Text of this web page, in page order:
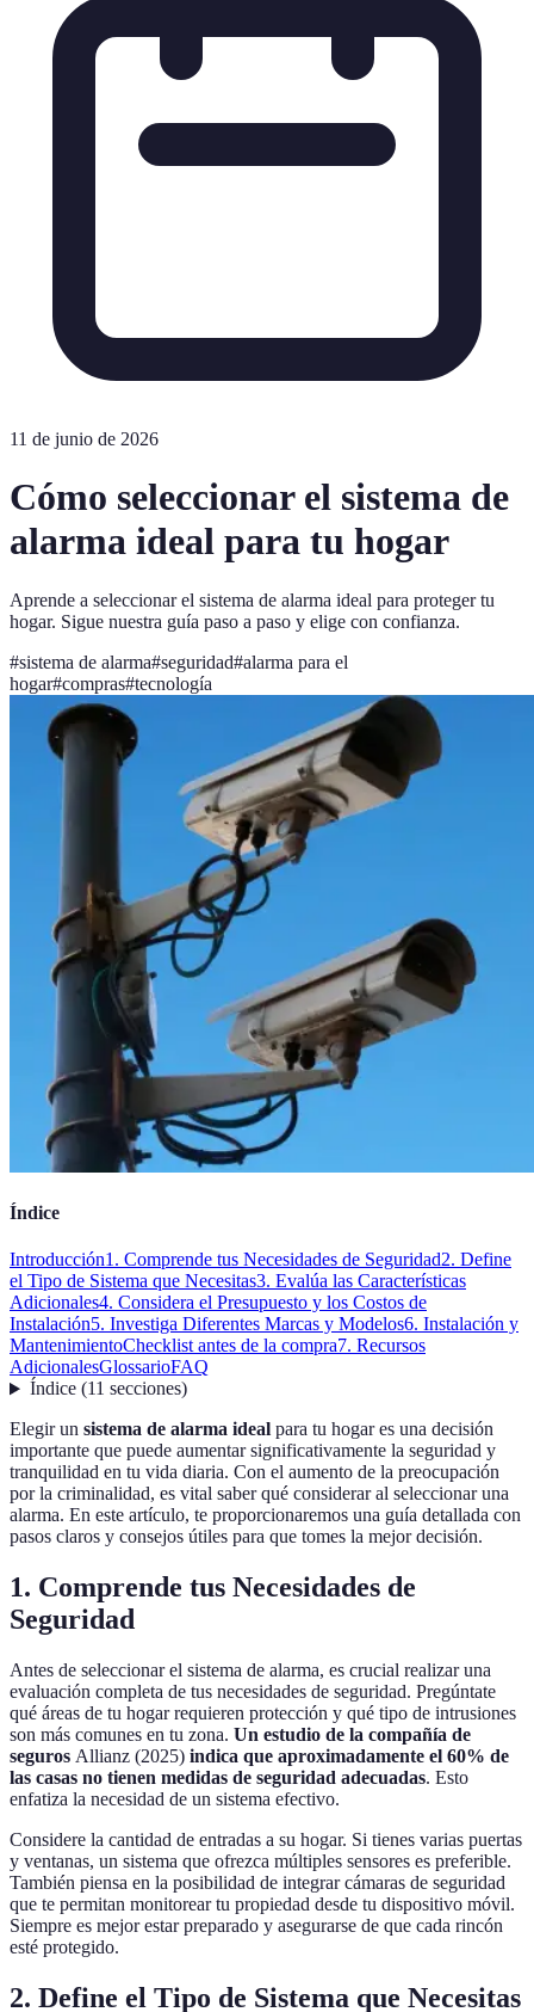
11 de junio de 2026
Cómo seleccionar el sistema de
alarma ideal para tu hogar
Aprende a seleccionar el sistema de alarma ideal para proteger tu
hogar. Sigue nuestra guía paso a paso y elige con confianza.
#sistema de alarma#seguridad#alarma para el
hogar#compras#tecnología
Índice
Introducción1. Comprende tus Necesidades de Seguridad2. Define
el Tipo de Sistema que Necesitas3. Evalúa las Características
Adicionales4. Considera el Presupuesto y los Costos de
Instalación5. Investiga Diferentes Marcas y Modelos6. Instalación y
MantenimientoChecklist antes de la compra7. Recursos
AdicionalesGlossarioFAQ
Índice(11 secciones)
Elegir un sistema de alarma ideal para tu hogar es una decisión
importante que puede aumentar significativamente la seguridad y
tranquilidad en tu vida diaria. Con el aumento de la preocupación
por la criminalidad, es vital saber qué considerar al seleccionar una
alarma. En este artículo, te proporcionaremos una guía detallada con
pasos claros y consejos útiles para que tomes la mejor decisión.
1. Comprende tus Necesidades de
Seguridad
Antes de seleccionar el sistema de alarma, es crucial realizar una
evaluación completa de tus necesidades de seguridad. Pregúntate
qué áreas de tu hogar requieren protección y qué tipo de intrusiones
son más comunes en tu zona. Un estudio de la compañía de
seguros Allianz (2025) indica que aproximadamente el 60% de
las casas no tienen medidas de seguridad adecuadas. Esto
enfatiza la necesidad de un sistema efectivo.
Considere la cantidad de entradas a su hogar. Si tienes varias puertas
y ventanas, un sistema que ofrezca múltiples sensores es preferible.
También piensa en la posibilidad de integrar cámaras de seguridad
que te permitan monitorear tu propiedad desde tu dispositivo móvil.
Siempre es mejor estar preparado y asegurarse de que cada rincón
esté protegido.
2. Define el Tipo de Sistema que Necesitas